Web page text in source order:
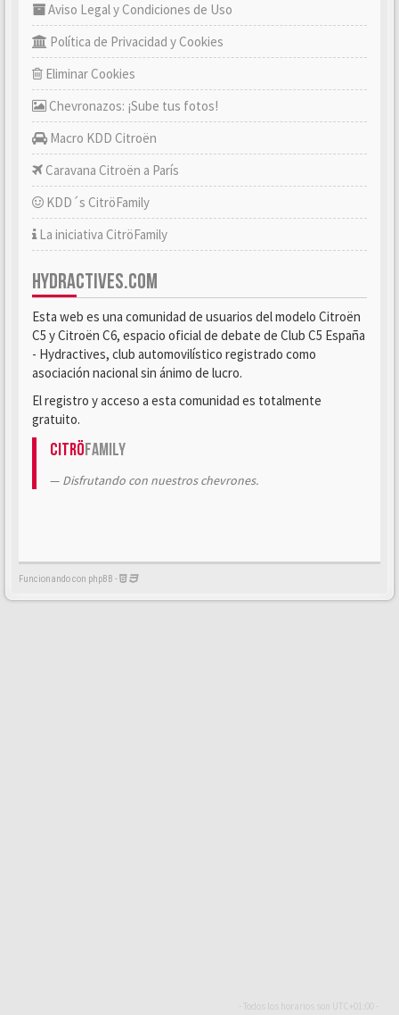
Aviso Legal y Condiciones de Uso
Política de Privacidad y Cookies
Eliminar Cookies
Chevronazos: ¡Sube tus fotos!
Macro KDD Citroën
Caravana Citroën a París
KDD´s CitröFamily
La iniciativa CitröFamily
HYDRACTIVES.COM
Esta web es una comunidad de usuarios del modelo Citroën
C5 y Citroën C6, espacio oficial de debate de Club C5 España
- Hydractives, club automovilístico registrado como
asociación nacional sin ánimo de lucro.
El registro y acceso a esta comunidad es totalmente
gratuito.
CitröFamily
Disfrutando con nuestros chevrones.
Funcionando con phpBB -
- Todos los horarios son UTC+01:00